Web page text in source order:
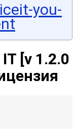
you-
[v 1.2.0